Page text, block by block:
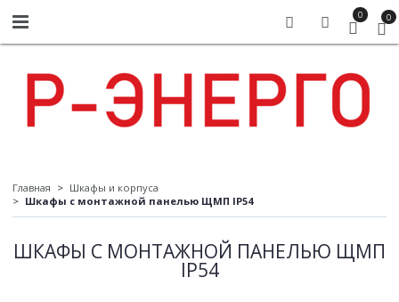
0 0
Главная
Шкафы и корпуса
Шкафы с монтажной панелью ЩМП IP54
ШКАФЫ С МОНТАЖНОЙ ПАНЕЛЬЮ ЩМП
IP54